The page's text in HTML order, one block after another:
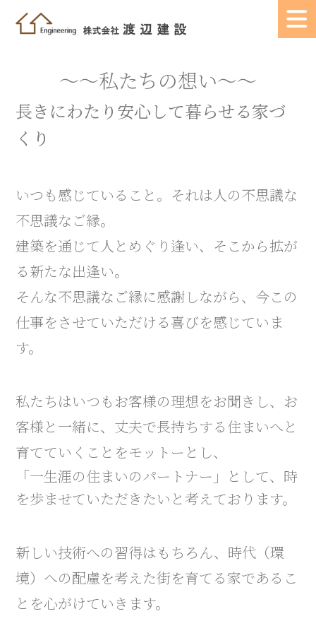
～～私たちの想い～～
長きにわたり安心して暮らせる家づ
くり
いつも感じていること。それは人の不思議な
不思議なご縁。
建築を通じて人とめぐり逢い、そこから拡が
る新たな出逢い。
そんな不思議なご縁に感謝しながら、今この
仕事をさせていただける喜びを感じていま
す。
私たちはいつもお客様の理想をお聞きし、お
客様と一緒に、丈夫で長持ちする住まいへと
育てていくことをモットーとし、
「一生涯の住まいのパートナー」として、時
を歩ませていただきたいと考えております。
新しい技術への習得はもちろん、時代（環
境）への配慮を考えた街を育てる家であるこ
とを心がけていきます。